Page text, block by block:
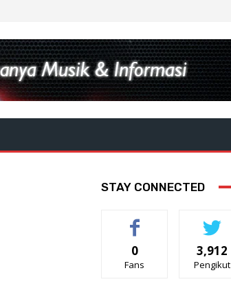
STAY CONNECTED
0
Fans
3,912
Pengikut